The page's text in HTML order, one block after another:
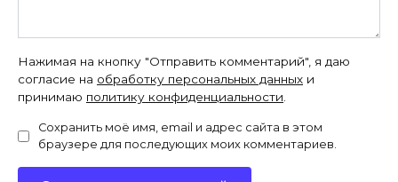
Нажимая на кнопку "Отправить комментарий", я даю
согласие на обработку персональных данных и
принимаю политику конфиденциальности.
Сохранить моё имя, email и адрес сайта в этом
браузере для последующих моих комментариев.